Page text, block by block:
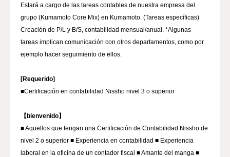
Estará a cargo de las tareas contables de nuestra empresa del
grupo (Kumamoto Core Mix) en Kumamoto. (Tareas específicas)
Creación de P/L y B/S, contabilidad mensual/anual. *Algunas
tareas implican comunicación con otros departamentos, como por
ejemplo hacer seguimiento de ellos.
[Requerido]
■Certificación en contabilidad Nissho nivel 3 o superior
【bienvenido】
■ Aquellos que tengan una Certificación de Contabilidad Nissho de
nivel 2 o superior ■ Experiencia en contabilidad ■ Experiencia
laboral en la oficina de un contador fiscal ■ Amante del manga ■